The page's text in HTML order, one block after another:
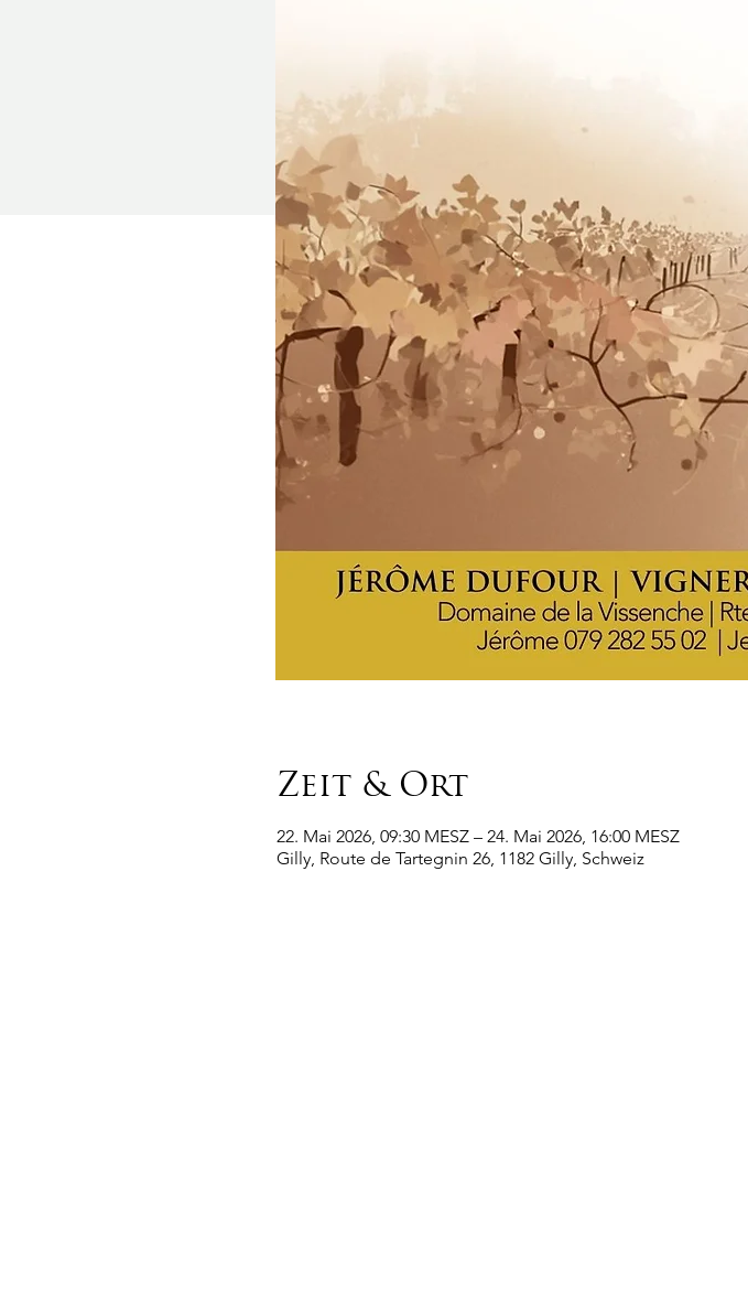
Zeit & Ort
22. Mai 2026, 09:30 MESZ – 24. Mai 2026, 16:00 MESZ
Gilly, Route de Tartegnin 26, 1182 Gilly, Schweiz